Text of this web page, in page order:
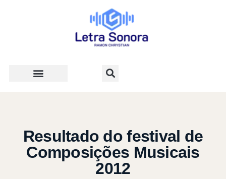
Resultado do festival de
Composições Musicais
2012